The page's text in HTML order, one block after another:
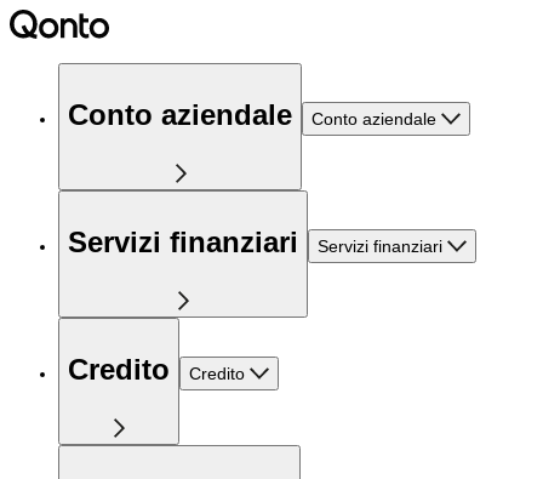
Conto aziendale Conto aziendale
Servizi finanziari Servizi finanziari
Credito Credito